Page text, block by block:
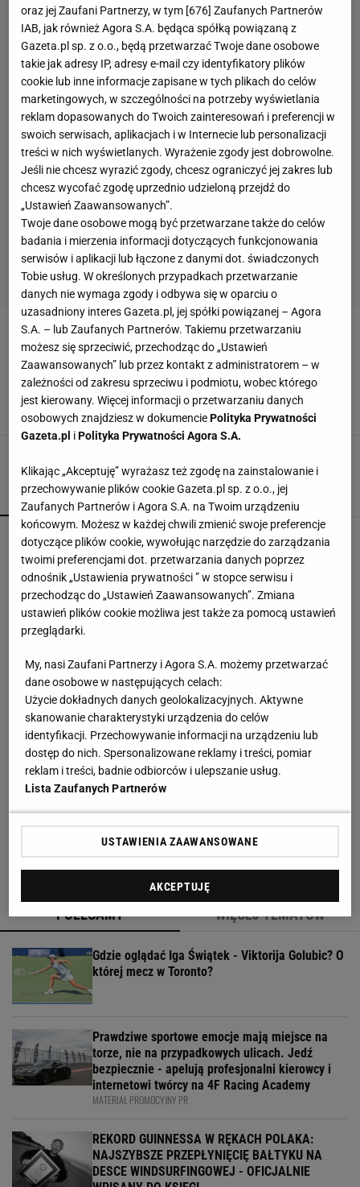
ALEXANDRE SONG
Mistrzostwa świata w piłce nożnej 2014.
Przeciętny jak Song
Mateusz Bystrzycki,19 CZERWCA 2014, 11:58
POPULARNE NAJNOWSZE
Górnik Zabrze przegrał z Ferencvarosem.
Wicemistrz Polski ma czego żałować [ZAPIS
RELACJI]
Tichonow grzmi: Z Polakami należy postąpić
dokładnie tak samo
Do tej pory znane głównie z Europy Zachodniej.
Teraz takie miejsca powstają w Polsce
MATERIAŁ PROMOCYJNY
Prawdziwa bomba dla kibiców. Oto co trafi do
otwartej telewizji
Górnik marnował na potęgę. Jeden gol
zadecydował
POLECAMY WIĘCEJ TEMATÓW
Gdzie oglądać Iga Świątek - Viktorija Golubic? O
której mecz w Toronto?
Prawdziwe sportowe emocje mają miejsce na
torze, nie na przypadkowych ulicach. Jedź
bezpiecznie - apelują profesjonalni kierowcy i
internetowi twórcy na 4F Racing Academy
MATERIAŁ PROMOCYJNY PR
REKORD GUINNESSA W RĘKACH POLAKA:
NAJSZYBSZE PRZEPŁYNIĘCIĘ BAŁTYKU NA
DESCE WINDSURFINGOWEJ - OFICJALNIE
oraz jej Zaufani Partnerzy, w tym [676] Zaufanych Partnerów
IAB, jak również Agora S.A. będąca spółką powiązaną z
Gazeta.pl sp. z o.o., będą przetwarzać Twoje dane osobowe
takie jak adresy IP, adresy e-mail czy identyfikatory plików
cookie lub inne informacje zapisane w tych plikach do celów
marketingowych, w szczególności na potrzeby wyświetlania
reklam dopasowanych do Twoich zainteresowań i preferencji w
swoich serwisach, aplikacjach i w Internecie lub personalizacji
treści w nich wyświetlanych. Wyrażenie zgody jest dobrowolne.
Jeśli nie chcesz wyrazić zgody, chcesz ograniczyć jej zakres lub
chcesz wycofać zgodę uprzednio udzieloną przejdź do
„Ustawień Zaawansowanych”.
Twoje dane osobowe mogą być przetwarzane także do celów
badania i mierzenia informacji dotyczących funkcjonowania
serwisów i aplikacji lub łączone z danymi dot. świadczonych
Tobie usług. W określonych przypadkach przetwarzanie
danych nie wymaga zgody i odbywa się w oparciu o
uzasadniony interes Gazeta.pl, jej spółki powiązanej – Agora
S.A. – lub Zaufanych Partnerów. Takiemu przetwarzaniu
możesz się sprzeciwić, przechodząc do „Ustawień
Zaawansowanych” lub przez kontakt z administratorem – w
zależności od zakresu sprzeciwu i podmiotu, wobec którego
jest kierowany. Więcej informacji o przetwarzaniu danych
osobowych znajdziesz w dokumenciePolityka Prywatności
Gazeta.pl iPolityka Prywatności Agora S.A.
Klikając „Akceptuję” wyrażasz też zgodę na zainstalowanie i
przechowywanie plików cookie Gazeta.pl sp. z o.o., jej
Zaufanych Partnerów i Agora S.A. na Twoim urządzeniu
końcowym. Możesz w każdej chwili zmienić swoje preferencje
dotyczące plików cookie, wywołując narzędzie do zarządzania
twoimi preferencjami dot. przetwarzania danych poprzez
odnośnik „Ustawienia prywatności ” w stopce serwisu i
przechodząc do „Ustawień Zaawansowanych”. Zmiana
ustawień plików cookie możliwa jest także za pomocą ustawień
przeglądarki.
My, nasi Zaufani Partnerzy i Agora S.A. możemy przetwarzać
dane osobowe w następujących celach:
Użycie dokładnych danych geolokalizacyjnych. Aktywne
skanowanie charakterystyki urządzenia do celów
identyfikacji. Przechowywanie informacji na urządzeniu lub
dostęp do nich. Spersonalizowane reklamy i treści, pomiar
reklam i treści, badnie odbiorców i ulepszanie usług.
Lista Zaufanych Partnerów
USTAWIENIA ZAAWANSOWANE
AKCEPTUJĘ